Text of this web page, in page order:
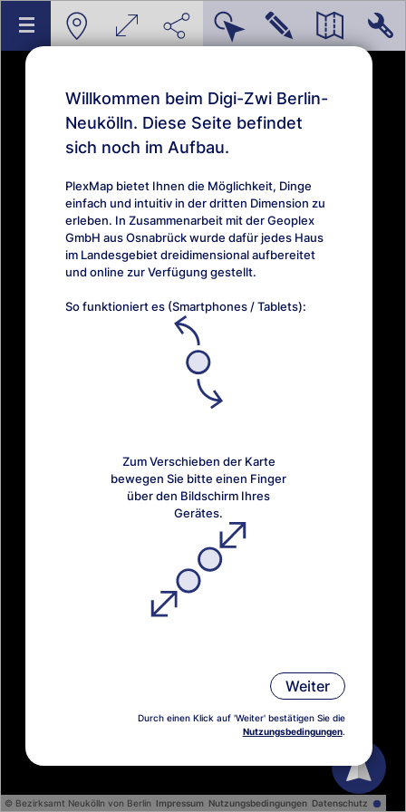
© Bezirksamt Neukölln von Berlin Impressum Nutzungsbedingungen Datenschutz
Willkommen beim Digi-Zwi Berlin-
Neukölln. Diese Seite befindet
sich noch im Aufbau.
PlexMap bietet Ihnen die Möglichkeit, Dinge
einfach und intuitiv in der dritten Dimension zu
erleben. In Zusammenarbeit mit der Geoplex
GmbH aus Osnabrück wurde dafür jedes Haus
im Landesgebiet dreidimensional aufbereitet
und online zur Verfügung gestellt.
So funktioniert es (Smartphones / Tablets):
Zum Verschieben der Karte
bewegen Sie bitte einen Finger
über den Bildschirm Ihres
Gerätes.
bewegen Sie bitte zwei Finger
aufeinander zu oder voneinander
weg.
Weiter
Durch einen Klick auf 'Weiter' bestätigen Sie die
Nutzungsbedingungen.